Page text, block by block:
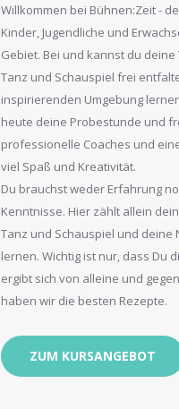
Willkommen bei Bühnen:Zeit -
Kinder, Jugendliche und
Gebiet. Bei und kannst du
Tanz und Schauspiel frei
inspirierenden Umgebung
heute deine Probestunde und
professionelle Coaches und
viel Spaß und Kreativität.
Du brauchst weder Erfahrung
Kenntnisse. Hier zählt allein
Tanz und Schauspiel und deine
lernen. Wichtig ist nur, dass Du
ergibt sich von alleine und
haben wir die besten Rezepte.
ZUM KURSANGEBOT